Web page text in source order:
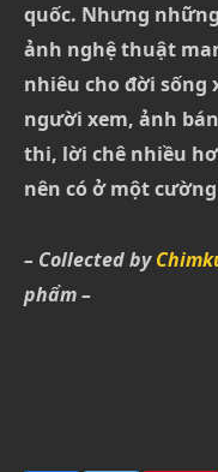
quốc. Nhưng
ảnh nghệ thuật
nhiêu cho đời sống
người xem, ảnh
thi, lời chê nhiều
nên có ở một
– Collected by
phẩm –